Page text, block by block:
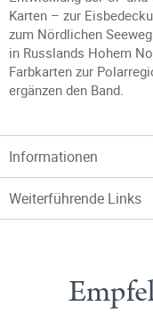
Karten – zur
zum Nördlichen
in Russlands Hohem
Farbkarten zur
ergänzen den Band.
Informationen
Weiterführende Links